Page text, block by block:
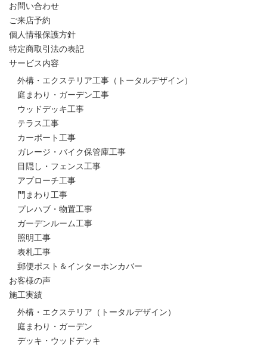
お問い合わせ
ご来店予約
個人情報保護方針
特定商取引法の表記
サービス内容
外構・エクステリア工事（トータルデザイン）
庭まわり・ガーデン工事
ウッドデッキ工事
テラス工事
カーポート工事
ガレージ・バイク保管庫工事
目隠し・フェンス工事
アプローチ工事
門まわり工事
プレハブ・物置工事
ガーデンルーム工事
照明工事
表札工事
郵便ポスト＆インターホンカバー
お客様の声
施工実績
外構・エクステリア（トータルデザイン）
庭まわり・ガーデン
デッキ・ウッドデッキ